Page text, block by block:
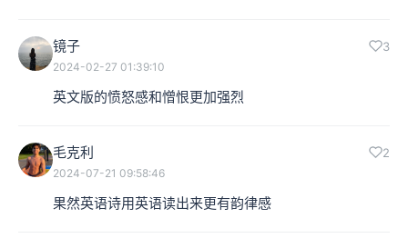
镜子 3
2024-02-27 01:39:10
英文版的愤怒感和憎恨更加强烈
毛克利 2
2024-07-21 09:58:46
果然英语诗用英语读出来更有韵律感